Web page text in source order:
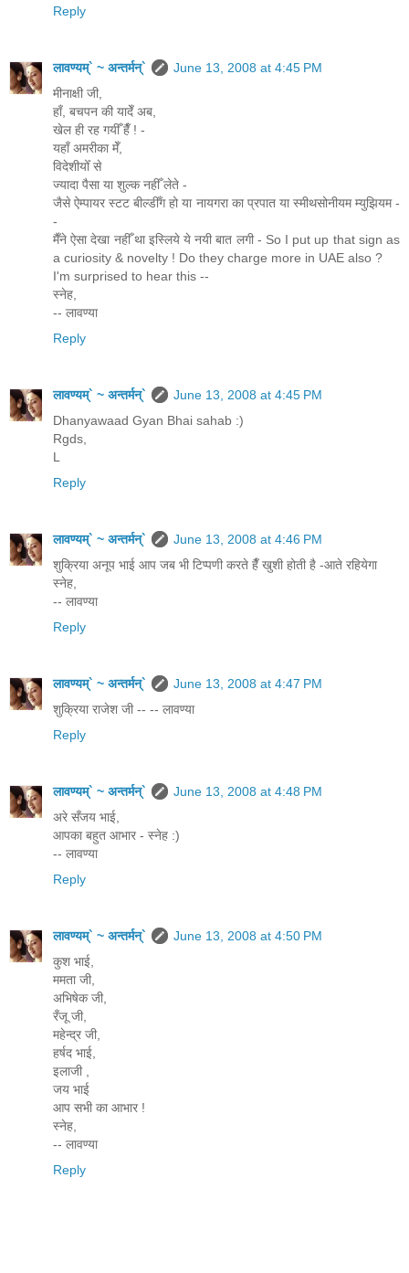
Reply
लावण्यम्` ~ अन्तर्मन्`
June 13, 2008 at 4:45 PM
मीनाक्षी जी,
हाँ, बचपन की यादेँ अब,
खेल ही रह गयीँ हैँ ! -
यहाँ अमरीका मेँ,
विदेशीयोँ से
ज्यादा पैसा या शुल्क नहीँ लेते -
जैसे ऐम्पायर स्टट बील्डीँग हो या नायगरा का प्रपात या स्मीथसोनीयम म्युझियम -
-
मैँने ऐसा देखा नहीँ था इस्लिये ये नयी बात लगी - So I put up that sign as
a curiosity & novelty ! Do they charge more in UAE also ?
I'm surprised to hear this --
स्नेह,
-- लावण्या
Reply
लावण्यम्` ~ अन्तर्मन्`
June 13, 2008 at 4:45 PM
Dhanyawaad Gyan Bhai sahab :)
Rgds,
L
Reply
लावण्यम्` ~ अन्तर्मन्`
June 13, 2008 at 4:46 PM
शुक्रिया अनूप भाई आप जब भी टिप्पणी करते हैँ खुशी होती है -आते रहियेगा
स्नेह,
-- लावण्या
Reply
लावण्यम्` ~ अन्तर्मन्`
June 13, 2008 at 4:47 PM
शुक्रिया राजेश जी -- -- लावण्या
Reply
लावण्यम्` ~ अन्तर्मन्`
June 13, 2008 at 4:48 PM
अरे सँजय भाई,
आपका बहुत आभार - स्नेह :)
-- लावण्या
Reply
लावण्यम्` ~ अन्तर्मन्`
June 13, 2008 at 4:50 PM
कुश भाई,
ममता जी,
अभिषेक जी,
रँजू जी,
महेन्द्र जी,
हर्षद भाई,
इलाजी ,
जय भाई
आप सभी का आभार !
स्नेह,
-- लावण्या
Reply